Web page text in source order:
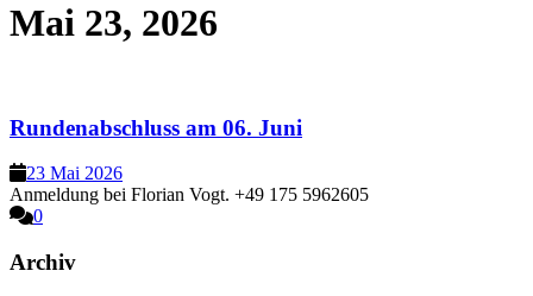
Mai 23, 2026
Rundenabschluss am 06. Juni
23 Mai 2026
Anmeldung bei Florian Vogt. +49 175 5962605
0
Archiv